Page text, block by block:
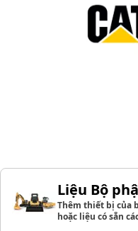
Liệu Bộ
Thêm thiết bị của
hoặc liệu có sẵn